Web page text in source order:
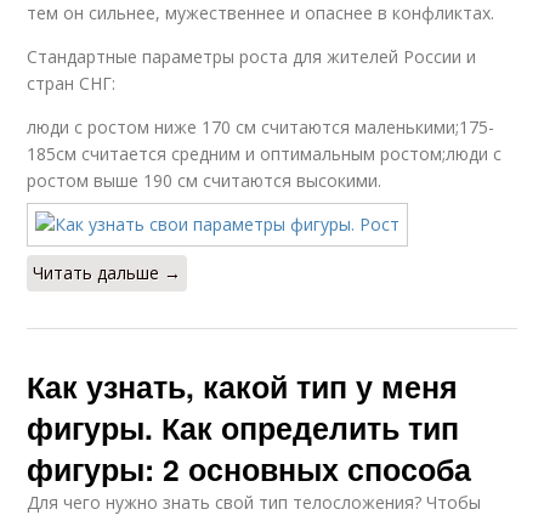
тем он сильнее, мужественнее и опаснее в конфликтах.
Стандартные параметры роста для жителей России и
стран СНГ:
люди с ростом ниже 170 см считаются маленькими;175-
185см считается средним и оптимальным ростом;люди с
ростом выше 190 см считаются высокими.
Читать дальше →
Как узнать, какой тип у меня
фигуры. Как определить тип
фигуры: 2 основных способа
Для чего нужно знать свой тип телосложения? Чтобы